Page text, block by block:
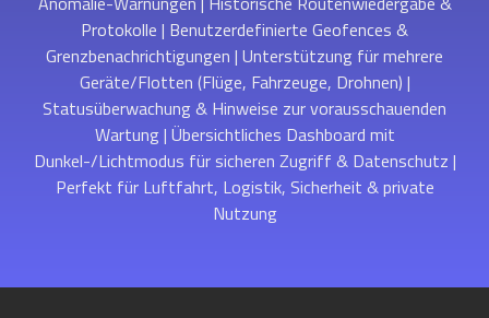
Protokolle | Benutzerdefinierte Geofences &
Grenzbenachrichtigungen | Unterstützung für mehrere
Geräte/Flotten (Flüge, Fahrzeuge, Drohnen) |
Statusüberwachung & Hinweise zur vorausschauenden
Wartung | Übersichtliches Dashboard mit
Dunkel-/Lichtmodus für sicheren Zugriff & Datenschutz |
Perfekt für Luftfahrt, Logistik, Sicherheit & private
Nutzung